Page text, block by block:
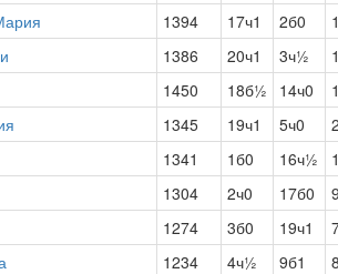
1394 17ч1 2б0
1386 20ч1 3ч½
1450 18б½ 14ч0
1345 19ч1 5ч0
1341 1б0 16ч½
1304 2ч0 17б0
1274 3б0 19ч1
1234 4ч½ 9б1